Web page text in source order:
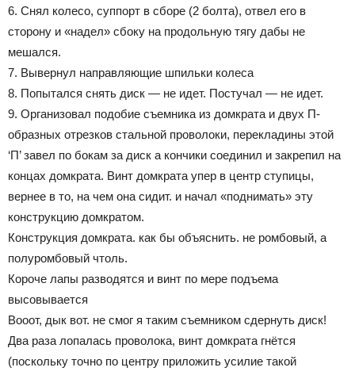
6. Снял колесо, суппорт в сборе (2 болта), отвел его в
сторону и «надел» сбоку на продольную тягу дабы не
мешался.
7. Вывернул направляющие шпильки колеса
8. Попытался снять диск — не идет. Постучал — не идет.
9. Организовал подобие съемника из домкрата и двух П-
образных отрезков стальной проволоки, перекладины этой
‘П’ завел по бокам за диск а кончики соединил и закрепил на
концах домкрата. Винт домкрата упер в центр ступицы,
вернее в то, на чем она сидит. и начал «поднимать» эту
конструкцию домкратом.
Конструкция домкрата. как бы объяснить. не ромбовый, а
полуромбовый чтоль.
Короче лапы разводятся и винт по мере подъема
высовывается
Вооот, дык вот. не смог я таким съемником сдернуть диск!
Два раза лопалась проволока, винт домкрата гнётся
(поскольку точно по центру приложить усилие такой